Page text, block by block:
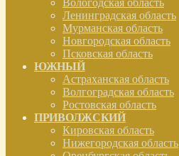
Вологодская область
Ленинградская область
Мурманская область
Новгородская область
Псковская область
ЮЖНЫЙ
Астраханская область
Волгоградская область
Ростовская область
ПРИВОЛЖСКИЙ
Кировская область
Нижегородская область